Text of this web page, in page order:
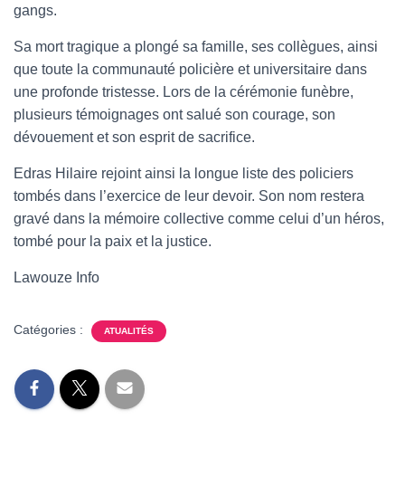
gangs.
Sa mort tragique a plongé sa famille, ses collègues, ainsi
que toute la communauté policière et universitaire dans
une profonde tristesse. Lors de la cérémonie funèbre,
plusieurs témoignages ont salué son courage, son
dévouement et son esprit de sacrifice.
Edras Hilaire rejoint ainsi la longue liste des policiers
tombés dans l’exercice de leur devoir. Son nom restera
gravé dans la mémoire collective comme celui d’un héros,
tombé pour la paix et la justice.
Lawouze Info
Catégories : ATUALITÉS